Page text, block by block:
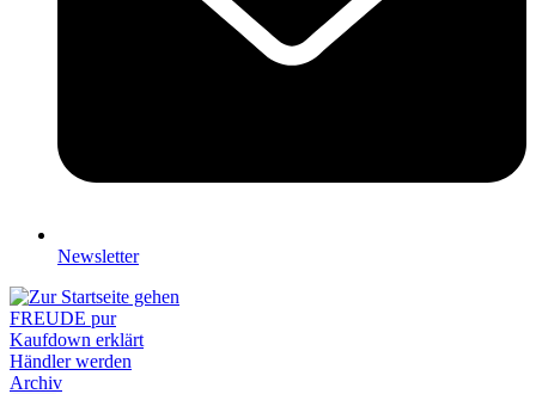
Newsletter
FREUDE pur
Kaufdown erklärt
Händler werden
Archiv